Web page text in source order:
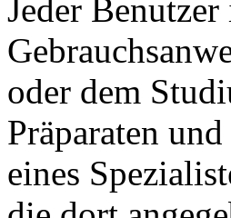
Jeder
oder dem
Präparaten
eines